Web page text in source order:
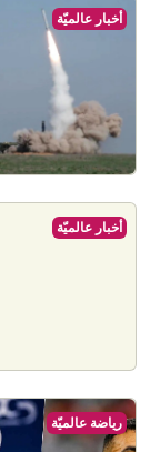
أخبار عالميّة
أخبار عالميّة
رياضة عالميّة